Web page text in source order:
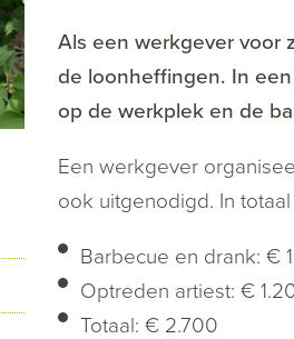
Als een werkgever voor
de loonheffingen. In
op de werkplek en de
Een werkgever
ook uitgenodigd. In
Barbecue en drank: €
Optreden artiest: €
Totaal: € 2.700